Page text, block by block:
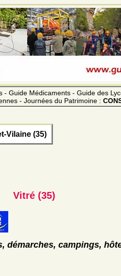
Guide Médicaments - Guide des
- Journées du Patrimoine :
Vilaine (35)
Vitré (35)
démarches, campings,